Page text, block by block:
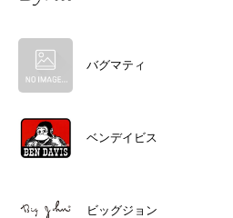
バグマティ
ベンデイビス
ビッグジョン